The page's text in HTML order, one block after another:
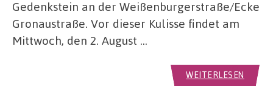
Gedenkstein an der Weißenburgerstraße/Ecke
Gronaustraße. Vor dieser Kulisse findet am
Mittwoch, den 2. August …
WEITERLESEN